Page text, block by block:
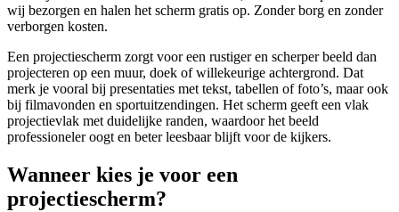
wij bezorgen en halen het scherm gratis op. Zonder borg en zonder
verborgen kosten.
Een projectiescherm zorgt voor een rustiger en scherper beeld dan
projecteren op een muur, doek of willekeurige achtergrond. Dat
merk je vooral bij presentaties met tekst, tabellen of foto’s, maar ook
bij filmavonden en sportuitzendingen. Het scherm geeft een vlak
projectievlak met duidelijke randen, waardoor het beeld
professioneler oogt en beter leesbaar blijft voor de kijkers.
Wanneer kies je voor een
projectiescherm?